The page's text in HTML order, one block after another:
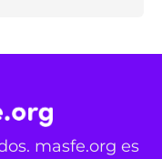
masfe.org es